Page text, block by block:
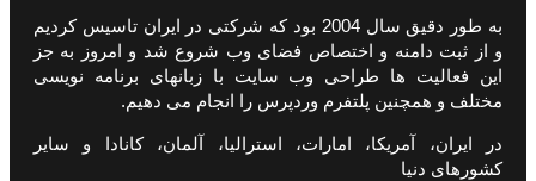
به طور دقیق سال 2004 بود که شرکتی در ایران تاسیس کردیم
و از ثبت دامنه و اختصاص فضای وب شروع شد و امروز به جز
این فعالیت ها طراحی وب سایت با زبانهای برنامه نویسی
مختلف و همچنین پلتفرم وردپرس را انجام می دهیم.
در ایران، آمریکا، امارات، استرالیا، آلمان، کانادا و سایر
کشورهای دنیا